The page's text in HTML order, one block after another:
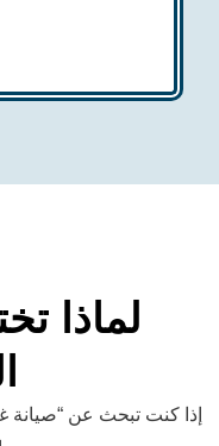
تختار
عن “صيانة غسالات